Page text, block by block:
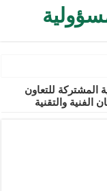
تضم 9 جثامين
في سوريا
المشتركة للتعاون
الفنية والتقنية